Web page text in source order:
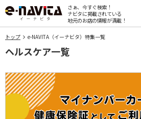
さぁ、今すぐ検索！
ナビタに掲載されている
地元のお店の情報が満載！
トップ e-NAVITA（イーナビタ）特集一覧
ヘルスケア一覧